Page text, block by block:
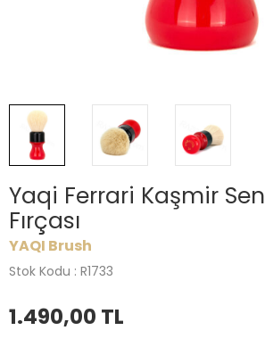
Yaqi Ferrari Kaşmir
Fırçası
YAQI Brush
Stok Kodu : R1733
1.490,00 TL